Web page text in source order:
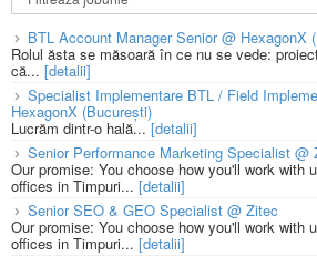
BTL Account Manager Senior @ HexagonX
Rolul ăsta se măsoară în ce nu se vede:
că... [detalii]
Specialist Implementare BTL / Field
HexagonX (București)
Lucrăm dintr-o hală...[detalii]
Senior Performance Marketing Specialist @
Our promise: You choose how you'll work with
offices in Timpuri... [detalii]
Senior SEO & GEO Specialist @ Zitec
Our promise: You choose how you'll work with
offices in Timpuri... [detalii]